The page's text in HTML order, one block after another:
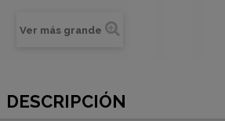
Ver más grande
DESCRIPCIÓN